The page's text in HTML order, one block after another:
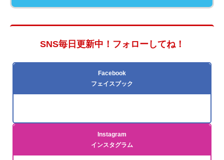
SNS毎日更新中！フォローしてね！
Facebook
フェイスブック
Instagram
インスタグラム